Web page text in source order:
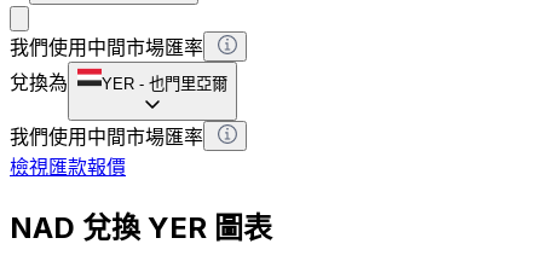
我們使用中間市場匯率
兌換為
YER - 也門里亞爾
我們使用中間市場匯率
檢視匯款報價
NAD 兌換 YER 圖表